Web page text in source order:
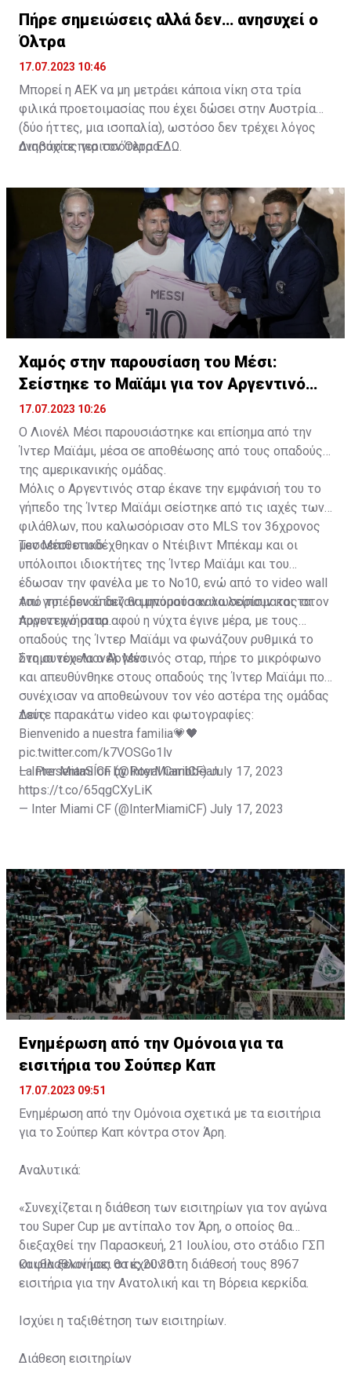
Πήρε σημειώσεις αλλά δεν… ανησυχεί ο
Όλτρα
17.07.2023 10:46
Μπορεί η ΑΕΚ να μη μετράει κάποια νίκη στα τρία
φιλικά προετοιμασίας που έχει δώσει στην Αυστρία
(δύο ήττες, μια ισοπαλία), ωστόσο δεν τρέχει λόγος
ανησυχίας για τον Όλτρα.
Διαβάστε περισσότεραΕΔΩ
Χαμός στην παρουσίαση του Μέσι:
Σείστηκε το Μαϊάμι για τον Αργεντινό
σταρ
17.07.2023 10:26
Ο Λιονέλ Μέσι παρουσιάστηκε και επίσημα από την
Ίντερ Μαϊάμι, μέσα σε αποθέωσης από τους οπαδούς
της αμερικανικής ομάδας.
Μόλις ο Αργεντινός σταρ έκανε την εμφάνισή του το
γήπεδο της Ίντερ Μαϊάμι σείστηκε από τις ιαχές των
φιλάθλων, που καλωσόρισαν στο MLS τον 36χρονος
μεσοεπιθετικό.
Τον Μέσι υποδέχθηκαν ο Ντέιβιντ Μπέκαμ και οι
υπόλοιποι ιδιοκτήτες της Ίντερ Μαϊάμι και του
έδωσαν την φανέλα με το Νο10, ενώ από το video wall
του γηπέδου έπαιζαν μηνύματα καλωσορίσματος στον
Αργεντινό σταρ.
Από το... μενού δεν θα μπορούσαν να λείπουν και τα
πυροτεχνήματα αφού η νύχτα έγινε μέρα, με τους
οπαδούς της Ίντερ Μαϊάμι να φωνάζουν ρυθμικά το
όνομα του Λιονέλ Μέσι.
Στη συνέχεια ο Αργεντινός σταρ, πήρε το μικρόφωνο
και απευθύνθηκε στους οπαδούς της Ίντερ Μαϊάμι που
συνέχισαν να αποθεώνουν τον νέο αστέρα της ομάδας
τους.
Δείτε παρακάτω video και φωτογραφίες:
Bienvenido a nuestra familia💗🖤
pic.twitter.com/k7VOSGo1lv
— Inter Miami CF (@InterMiamiCF)July 17, 2023
La PresentaSÍon by Royal Caribbean
https://t.co/65qgCXyLiK
— Inter Miami CF (@InterMiamiCF) July 17, 2023
Ενημέρωση από την Ομόνοια για τα
εισιτήρια του Σούπερ Καπ
17.07.2023 09:51
Ενημέρωση από την Ομόνοια σχετικά με τα εισιτήρια
για το Σούπερ Καπ κόντρα στον Άρη.
Αναλυτικά:
«Συνεχίζεται η διάθεση των εισιτηρίων για τον αγώνα
του Super Cup με αντίπαλο τον Άρη, ο οποίος θα
διεξαχθεί την Παρασκευή, 21 Ιουλίου, στο στάδιο ΓΣΠ
και θα ξεκινήσει στις 20:30.
Οι φίλαθλοί μας θα έχουν στη διάθεσή τους 8967
εισιτήρια για την Ανατολική και τη Βόρεια κερκίδα.
Ισχύει η ταξιθέτηση των εισιτηρίων.
Διάθεση εισιτηρίων